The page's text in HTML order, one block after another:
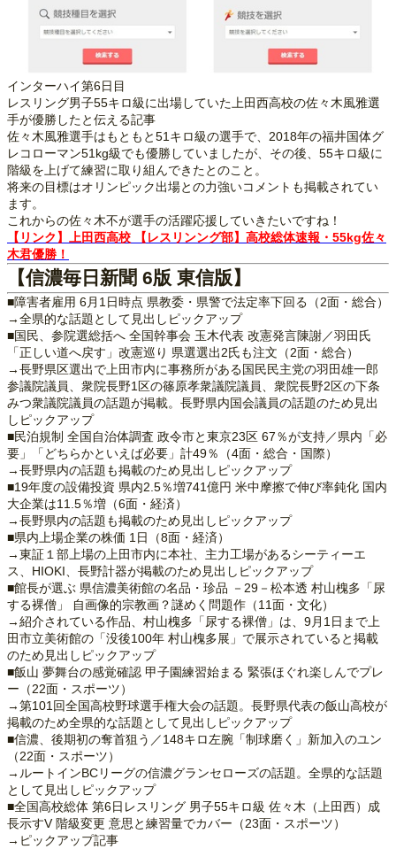
インターハイ第6日目
レスリング男子55キロ級に出場していた上田西高校の佐々木風雅選
手が優勝したと伝える記事
佐々木風雅選手はもともと51キロ級の選手で、2018年の福井国体グ
レコローマン51kg級でも優勝していましたが、その後、55キロ級に
階級を上げて練習に取り組んできたとのこと。
将来の目標はオリンピック出場との力強いコメントも掲載されてい
ます。
これからの佐々木不が選手の活躍応援していきたいですね！
【リンク】上田西高校 【レスリンング部】高校総体速報・55kg佐々
木君優勝！
【信濃毎日新聞 6版 東信版】
■障害者雇用 6月1日時点 県教委・県警で法定率下回る（2面・総合）
→全県的な話題として見出しピックアップ
■国民、参院選総括へ 全国幹事会 玉木代表 改憲発言陳謝／羽田氏
「正しい道へ戻す」改憲巡り 県選選出2氏も注文（2面・総合）
→長野県区選出で上田市内に事務所がある国民民主党の羽田雄一郎
参議院議員、衆院長野1区の篠原孝衆議院議員、衆院長野2区の下条
みつ衆議院議員の話題が掲載。長野県内国会議員の話題のため見出
しピックアップ
■民泊規制 全国自治体調査 政令市と東京23区 67％が支持／県内「必
要」「どちらかといえば必要」計49％（4面・総合・国際）
→長野県内の話題も掲載のため見出しピックアップ
■19年度の設備投資 県内2.5％増741億円 米中摩擦で伸び率鈍化 国内
大企業は11.5％増（6面・経済）
→長野県内の話題も掲載のため見出しピックアップ
■県内上場企業の株価 1日（8面・経済）
→東証１部上場の上田市内に本社、主力工場があるシーティーエ
ス、HIOKI、長野計器が掲載のため見出しピックアップ
■館長が選ぶ 県信濃美術館の名品・珍品 －29－松本透 村山槐多「尿
する裸僧」 自画像的宗教画？謎めく問題作（11面・文化）
→紹介されている作品、村山槐多「尿する裸僧」は、9月1日まで上
田市立美術館の「没後100年 村山槐多展」で展示されていると掲載
のため見出しピックアップ
■飯山 夢舞台の感覚確認 甲子園練習始まる 緊張ほぐれ楽しんでプレ
ー（22面・スポーツ）
→第101回全国高校野球選手権大会の話題。長野県代表の飯山高校が
掲載のため全県的な話題として見出しピックアップ
■信濃、後期初の奪首狙う／148キロ左腕「制球磨く」新加入のユン
（22面・スポーツ）
→ルートインBCリーグの信濃グランセローズの話題。全県的な話題
として見出しピックアップ
■全国高校総体 第6日レスリング 男子55キロ級 佐々木（上田西）成
長示すV 階級変更 意思と練習量でカバー（23面・スポーツ）
→ピックアップ記事